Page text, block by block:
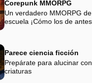
Corepunk MMORPG
Un verdadero MMORPG
escuela ¡Cómo los de
Parece ciencia ficción
Prepárate para alucinar
criaturas